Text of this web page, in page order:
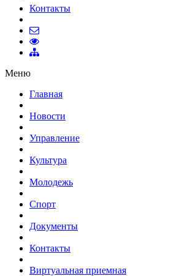
Контакты
Меню
Главная
Новости
Управление
Культура
Молодежь
Спорт
Документы
Контакты
Виртуальная приемная